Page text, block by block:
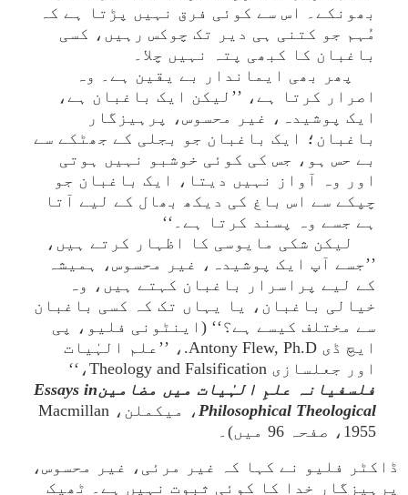
بھونکے۔ اس سے کوئی فرق نہیں پڑتا ہے کہ
مُہم جو کتنی ہی دیر تک چوکس رہیں، کسی
باغبان کا کبھی پتہ نہیں چلا۔
پھر بھی ایماندار بے یقین ہے۔ وہ
اصرار کرتا ہے، ’’لیکن ایک باغبان ہے،
ایک پوشیدہ، غیر محسوس، پرہیزگار
باغبان؛ ایک باغبان جو بجلی کے جھٹکے سے
بے حس ہو، جس کی کوئی خوشبو نہیں ہوتی
اور وہ آواز نہیں دیتا، ایک باغبان جو
چپکے سے اس باغ کی دیکھ بھال کے لیے آتا
ہے جسے وہ پسند کرتا ہے۔‘‘
لیکن شکی مایوسی کا اظہار کرتے ہیں،
’’جسے آپ ایک پوشیدہ، غیر محسوس، ہمیشہ
کے لیے پراسرار باغبان کہتے ہیں، وہ
خیالی باغبان، یا یہاں تک کہ کسی باغبان
سے مختلف کیسے ہے؟‘‘ (اینٹونی فلیو، پی
ایچ ڈی Antony Flew, Ph.D.، ’’علم الہٰیات
اور جعلسازی Theology and Falsification،‘‘
فلسفیانہ علمِ الہٰیات میں مضامینEssays in
Philosophical Theological
، میکملنMacmillan ،
1955، صفحہ 96 میں)۔
ڈاکٹر فلیو نے کہا کہ غیر مرئی، غیر محسوس،
پرہیزگار خدا کا کوئی ثبوت نہیں ہے۔ ٹھیک